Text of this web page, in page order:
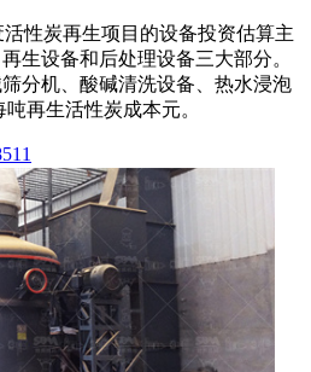
性炭再生项目的设备投资估算主
生设备和后处理设备三大部分。
分机、酸碱清洗设备、热水浸泡
再生活性炭成本元。